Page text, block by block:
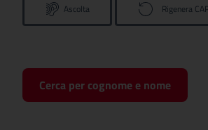
Ascolta Rigenera
Cerca per cognome e nome